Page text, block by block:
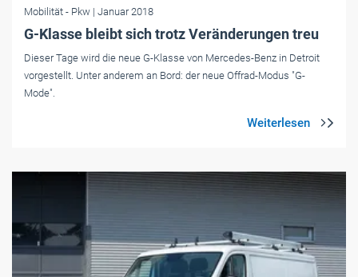
Mobilität - Pkw | Januar 2018
G-Klasse bleibt sich trotz Veränderungen treu
Dieser Tage wird die neue G-Klasse von Mercedes-Benz in Detroit
vorgestellt. Unter anderem an Bord: der neue Offrad-Modus "G-
Mode".